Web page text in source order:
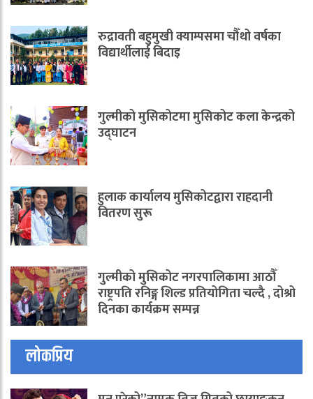
रुद्रावती बहुमुखी क्याम्पसमा चौँथो वर्षका
विद्यार्थीलाई बिदाइ
गुल्मीको मुसिकोटमा मुसिकोट कला केन्द्रको
उद्घाटन
हुलाक कार्यालय मुसिकोटद्वारा राहदानी
वितरण सुरू
गुल्मीको मुसिकोट नगरपालिकामा आठौँ
राष्ट्रपति रनिङ्ग शिल्ड प्रतियोगिता चल्दै , दोश्रो
दिनका कार्यक्रम सम्पन्न
लोकप्रिय